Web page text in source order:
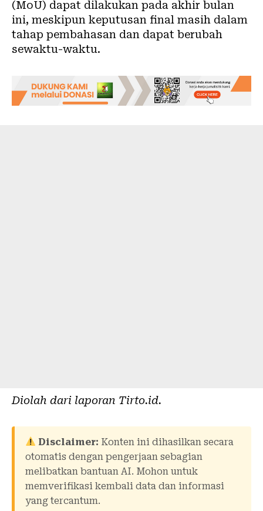
(MoU) dapat dilakukan pada akhir bulan
ini, meskipun keputusan final masih dalam
tahap pembahasan dan dapat berubah
sewaktu-waktu.
Diolah dari laporan Tirto.id.
Disclaimer: Konten ini dihasilkan secara
otomatis dengan pengerjaan sebagian
melibatkan bantuan AI. Mohon untuk
memverifikasi kembali data dan informasi
yang tercantum.